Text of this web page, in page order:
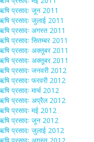
प्रसादः जून 2011
प्रसादः जुलाई 2011
प्रसादः अगस्त 2011
प्रसादः सितम्बर 2011
प्रसादः अक्तूबर 2011
प्रसादः अक्तूबर 2011
प्रसादः जनवरी 2012
प्रसादः फरवरी 2012
प्रसादः मार्च 2012
प्रसादः अप्रैल 2012
प्रसादः मई 2012
प्रसादः जून 2012
प्रसादः जुलाई 2012